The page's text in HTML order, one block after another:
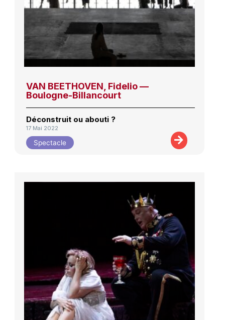
VAN BEETHOVEN, Fidelio —
Boulogne-Billancourt
Déconstruit ou abouti ?
17 Mai 2022
Spectacle